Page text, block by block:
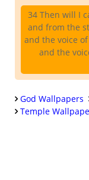
34 Then will I
and from the
and the voice
and the
God Wallpapers
Temple